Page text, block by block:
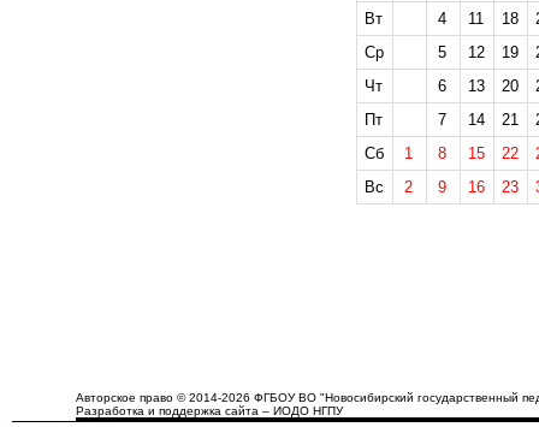
Вт
4 11 18
Ср
5 12 19
Чт
6 13 20
Пт
7 14 21
Сб
1 8 15 22
Вс
2 9 16 23
Авторское право © 2014-2026 ФГБОУ ВО "Новосибирский государственный
Разработка и поддержка сайта – ИОДО НГПУ